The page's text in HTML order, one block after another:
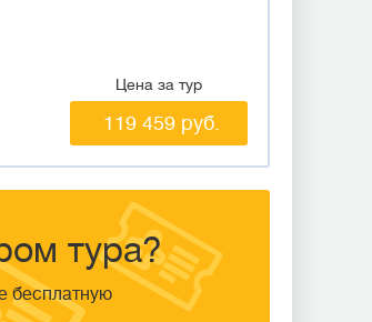
Цена за тур
119 459 руб.
тура?
бесплатную